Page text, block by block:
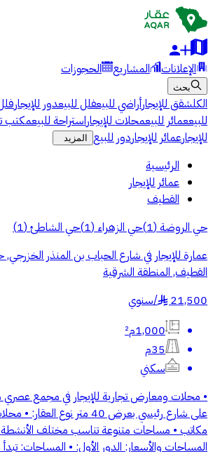
الإعلانات المشاريع الحجوزات
بحث
الكلشقق للإيجارأراضي للبيعفلل للبيعدور للإيجار
للبيععمائر للبيعمحلات للإيجاراستراحة للبيعمكتب
للإيجارعمائر للإيجاردور للبيع المزيد
الرئيسية
عمائر للإيجار
القطيف
حي الروضة(
1
)حي الزهراء(
1
)حي الشاطئ(
1
)
عمارة للإيجار في شارع الحباب بن المنذر الخزرجي,
القطيف, المنطقة الشرقية
21,500
§
/سنوي
1,000م²
35م
سكني
• محلات ومعارض تجارية للإيجار في مجمع عصري
على شارع رئيسي بعرض 40 متر نوع
مكاتب • مساحات متنوعة تناسب مختلف